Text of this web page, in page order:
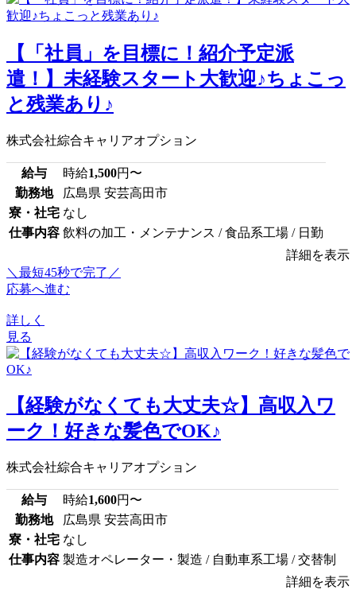
【「社員」を目標に！紹介予定派
遣！】未経験スタート大歓迎♪ちょこっ
と残業あり♪
株式会社綜合キャリアオプション
給与 時給1,500円〜
勤務地
広島県 安芸高田市
寮・社宅 なし
仕事内容 飲料の加工・メンテナンス / 食品系工場 / 日勤
詳細を表示
＼最短45秒で完了／
応募へ進む
詳しく
見る
【経験がなくても大丈夫☆】高収入ワ
ーク！好きな髪色でOK♪
株式会社綜合キャリアオプション
給与 時給1,600円〜
勤務地
広島県 安芸高田市
寮・社宅 なし
仕事内容 製造オペレーター・製造 / 自動車系工場 / 交替制
詳細を表示